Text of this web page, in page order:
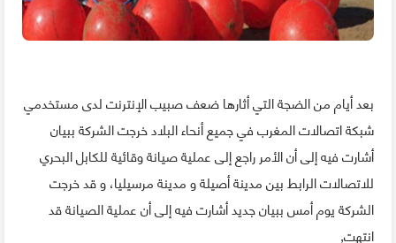
بعد أيام من الضجة التي أثارها ضعف صبيب الإنترنت لدى مستخدمي
شبكة اتصالات المغرب في جميع أنحاء البلاد خرجت الشركة ببيان
أشارت فيه إلى أن الأمر راجع إلى عملية صيانة وقائية للكابل البحري
للاتصالات الرابط بين مدينة أصيلة و مدينة مرسيليا، و قد خرجت
الشركة يوم أمس ببيان جديد أشارت فيه إلى أن عملية الصيانة قد
انتهت,